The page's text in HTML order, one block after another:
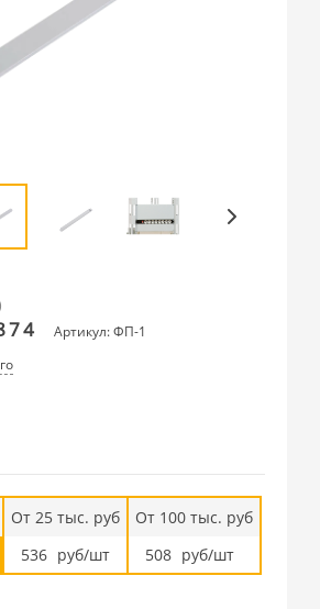
Артикул: ФП-1
От 25 тыс. руб
536 руб/шт
От 100 тыс. руб
508 руб/шт